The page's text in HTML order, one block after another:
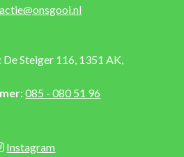
Steiger 116, 1351 AK,
085 - 080 51 96
Instagram